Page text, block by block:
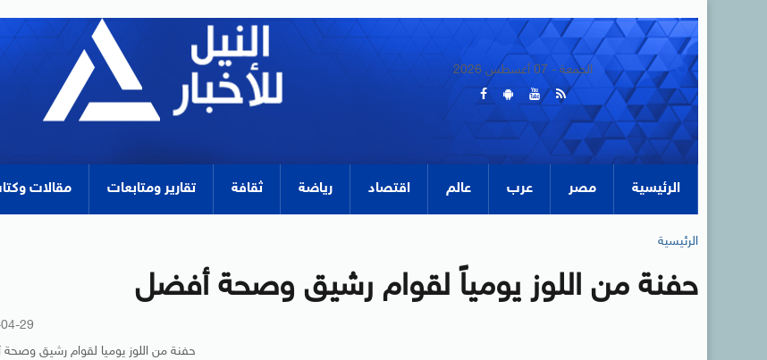
الجمعة - 07 أغسطس 2026
الرئيسية مصر عرب عالم اقتصاد رياضة ثقافة تقارير ومتابعات مقالات
الرئيسية
حفنة من اللوز يومياً لقوام رشيق وصحة أفضل
29